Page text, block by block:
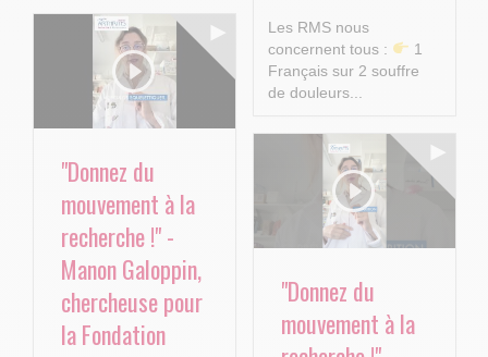
Les RMS nous
concernent tous :
1
Français sur 2 souffre
de douleurs...
"Donnez du
mouvement à la
recherche !" -
Manon Galoppin,
chercheuse pour
la Fondation
"Donnez du
mouvement à la